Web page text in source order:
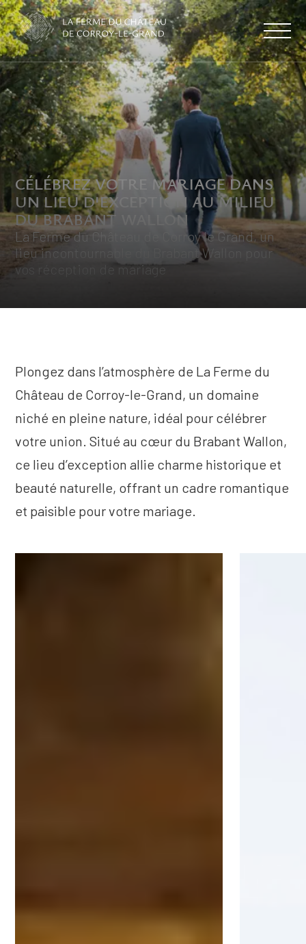
CÉLÉBREZ VOTRE MARIAGE DANS
UN LIEU D'EXCEPTION AU MILIEU
DU BRABANT WALLON
La Ferme du Château de Corroy le Grand, un
lieu incontournable du Brabant Wallon pour
vos réception de mariage
Plongez dans l’atmosphère de La Ferme du
Château de Corroy-le-Grand, un domaine
niché en pleine nature, idéal pour célébrer
votre union. Situé au cœur du Brabant Wallon,
ce lieu d’exception allie charme historique et
beauté naturelle, offrant un cadre romantique
et paisible pour votre mariage.